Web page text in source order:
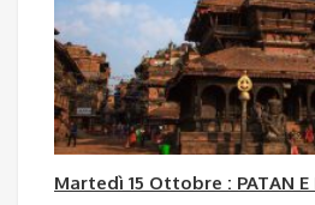
Martedì 15 Ottobre : PATAN E